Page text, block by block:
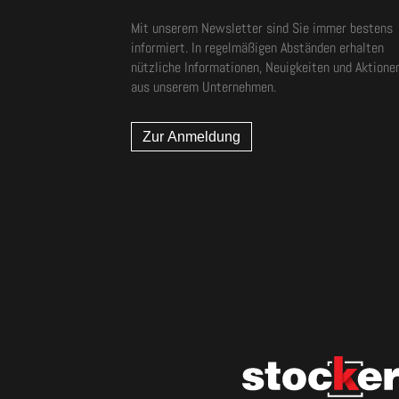
Mit unserem Newsletter sind Sie immer bestens
informiert. In regelmäßigen Abständen erhalten
nützliche Informationen, Neuigkeiten und
aus unserem Unternehmen.
Zur Anmeldung